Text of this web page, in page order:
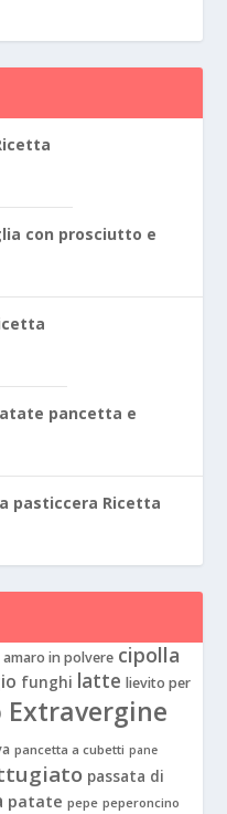
con prosciutto e
pancetta e
pasticcera Ricetta
amaro in polvere cipolla
funghi latte lievito per
Extravergine
pancetta a cubetti pane
passata di
patate pepe peperoncino